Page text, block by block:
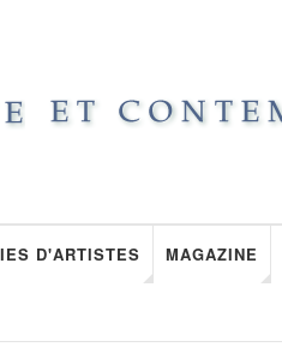
D'ARTISTES MAGAZINE